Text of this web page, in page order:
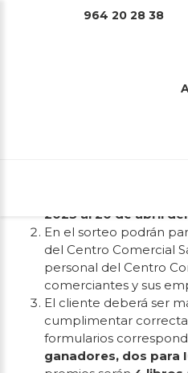
964 20 28 38
BASES LEGALES –
Salera de Castellón con CIF
2023 al 20 de abril
En el sorteo podrán
del Centro Comercial
personal del Centro
comerciantes y sus
El cliente deberá ser
cumplimentar
formularios
ganadores, dos para